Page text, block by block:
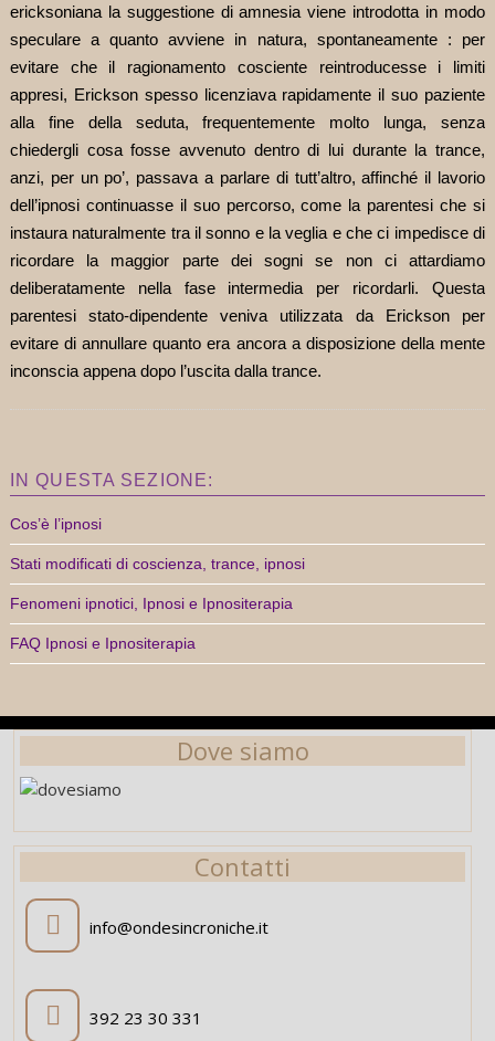
ericksoniana la suggestione di amnesia viene introdotta in modo
speculare a quanto avviene in natura, spontaneamente : per
evitare che il ragionamento cosciente reintroducesse i limiti
appresi, Erickson spesso licenziava rapidamente il suo paziente
alla fine della seduta, frequentemente molto lunga, senza
chiedergli cosa fosse avvenuto dentro di lui durante la trance,
anzi, per un po’, passava a parlare di tutt’altro, affinché il lavorio
dell’ipnosi continuasse il suo percorso, come la parentesi che si
instaura naturalmente tra il sonno e la veglia e che ci impedisce di
ricordare la maggior parte dei sogni se non ci attardiamo
deliberatamente nella fase intermedia per ricordarli. Questa
parentesi stato-dipendente veniva utilizzata da Erickson per
evitare di annullare quanto era ancora a disposizione della mente
inconscia appena dopo l’uscita dalla trance.
IN QUESTA SEZIONE:
Cos’è l’ipnosi
Stati modificati di coscienza, trance, ipnosi
Fenomeni ipnotici, Ipnosi e Ipnositerapia
FAQ Ipnosi e Ipnositerapia
Dove siamo
Contatti
info@ondesincroniche.it
392 23 30 331